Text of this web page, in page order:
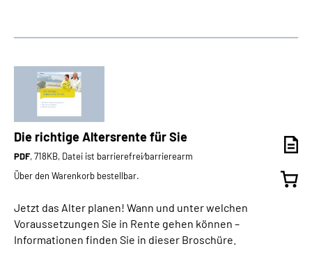
Die richtige Altersrente für Sie
PDF, 718KB, Datei ist barrierefrei⁄barrierearm
Über den Warenkorb bestellbar.
Jetzt das Alter planen! Wann und unter welchen
Voraussetzungen Sie in Rente gehen können –
Informationen finden Sie in dieser Broschüre.